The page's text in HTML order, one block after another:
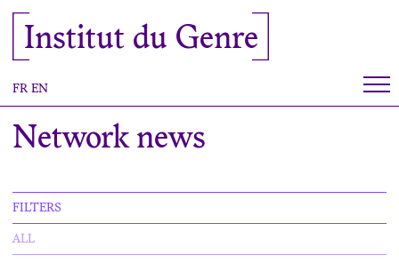
Institut du Genre
FR EN
Network news
FILTERS
ALL